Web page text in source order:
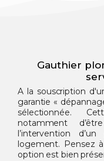
Gauthier
A la souscription
garantie «
sélectionnée.
notamment
l’intervention
logement. Pensez
option est bien